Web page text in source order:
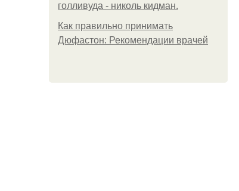
голливуда - николь кидман.
Как правильно принимать
Дюфастон: Рекомендации врачей